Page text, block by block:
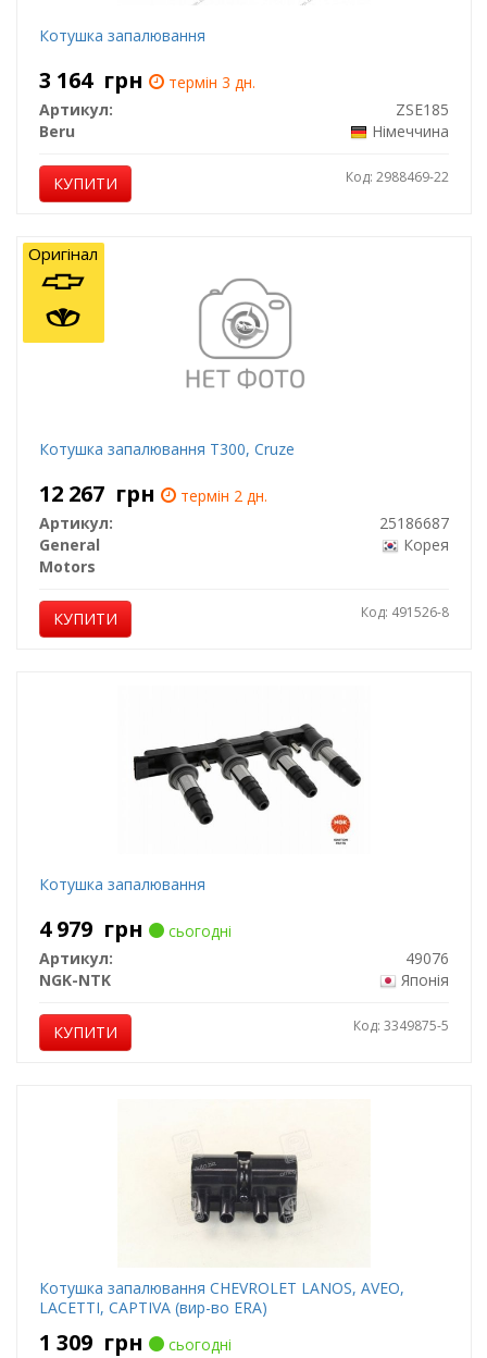
Котушка запалювання
3 164 грн
термін 3 дн.
Артикул:
ZSE185
Beru
Німеччина
КУПИТИ Код: 2988469-22
Котушка запалювання T300, Cruze
12 267 грн
термін 2 дн.
Артикул:
25186687
General
Motors
Корея
КУПИТИ Код: 491526-8
Оригінал
Котушка запалювання
4 979 грн
сьогодні
Артикул:
49076
NGK-NTK
Японія
КУПИТИ Код: 3349875-5
Котушка запалювання CHEVROLET LANOS, AVEO,
LACETTI, CAPTIVA (вир-во ERA)
1 309 грн
сьогодні